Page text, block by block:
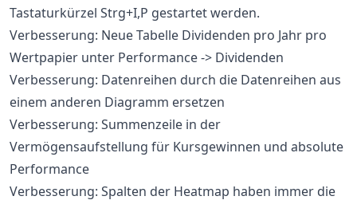
Tastaturkürzel Strg+I,P gestartet werden.
Verbesserung: Neue Tabelle Dividenden pro Jahr pro
Wertpapier unter Performance -> Dividenden
Verbesserung: Datenreihen durch die Datenreihen aus
einem anderen Diagramm ersetzen
Verbesserung: Summenzeile in der
Vermögensaufstellung für Kursgewinnen und absolute
Performance
Verbesserung: Spalten der Heatmap haben immer die